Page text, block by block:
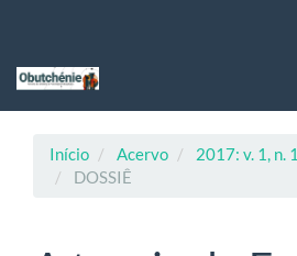
principal
Início Acervo
2017: v. 1, n.
DOSSIÊ